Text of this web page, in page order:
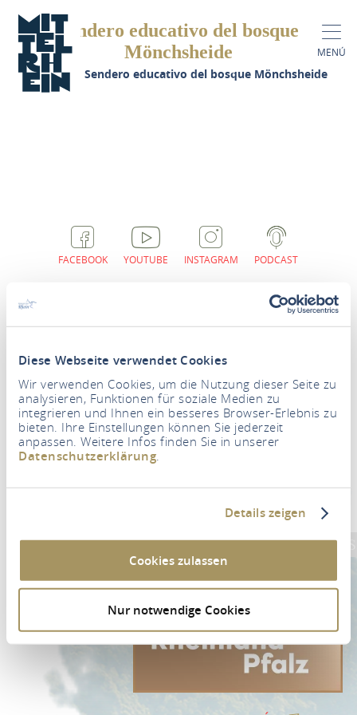
Diese Webseite verwendet Cookies
Wir verwenden Cookies, um die Nutzung dieser Seite zu
analysieren, Funktionen für soziale Medien zu
integrieren und Ihnen ein besseres Browser-Erlebnis zu
bieten. Ihre Einstellungen können Sie jederzeit
anpassen. Weitere Infos finden Sie in unserer
Datenschutzerklärung
Details zeigen
Cookies zulassen
Nur notwendige Cookies
MENÚ
Sendero educativo del bosque
Mönchsheide
de inicio Sendero educativo del bosque Mönchsheide
FACEBOOK YOUTUBE INSTAGRAM PODCAST
Boletín de noticias
PARA SUSCRIBIRSE AL BOLETÍN DE NOTICIAS